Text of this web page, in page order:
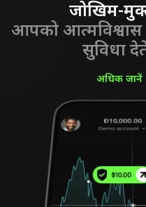
जोखिम-
आपको आत्मविश्वास
सुविधा
अधिक जानें